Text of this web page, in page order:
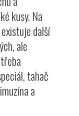
kusy. Na
další
ale
tahač
a